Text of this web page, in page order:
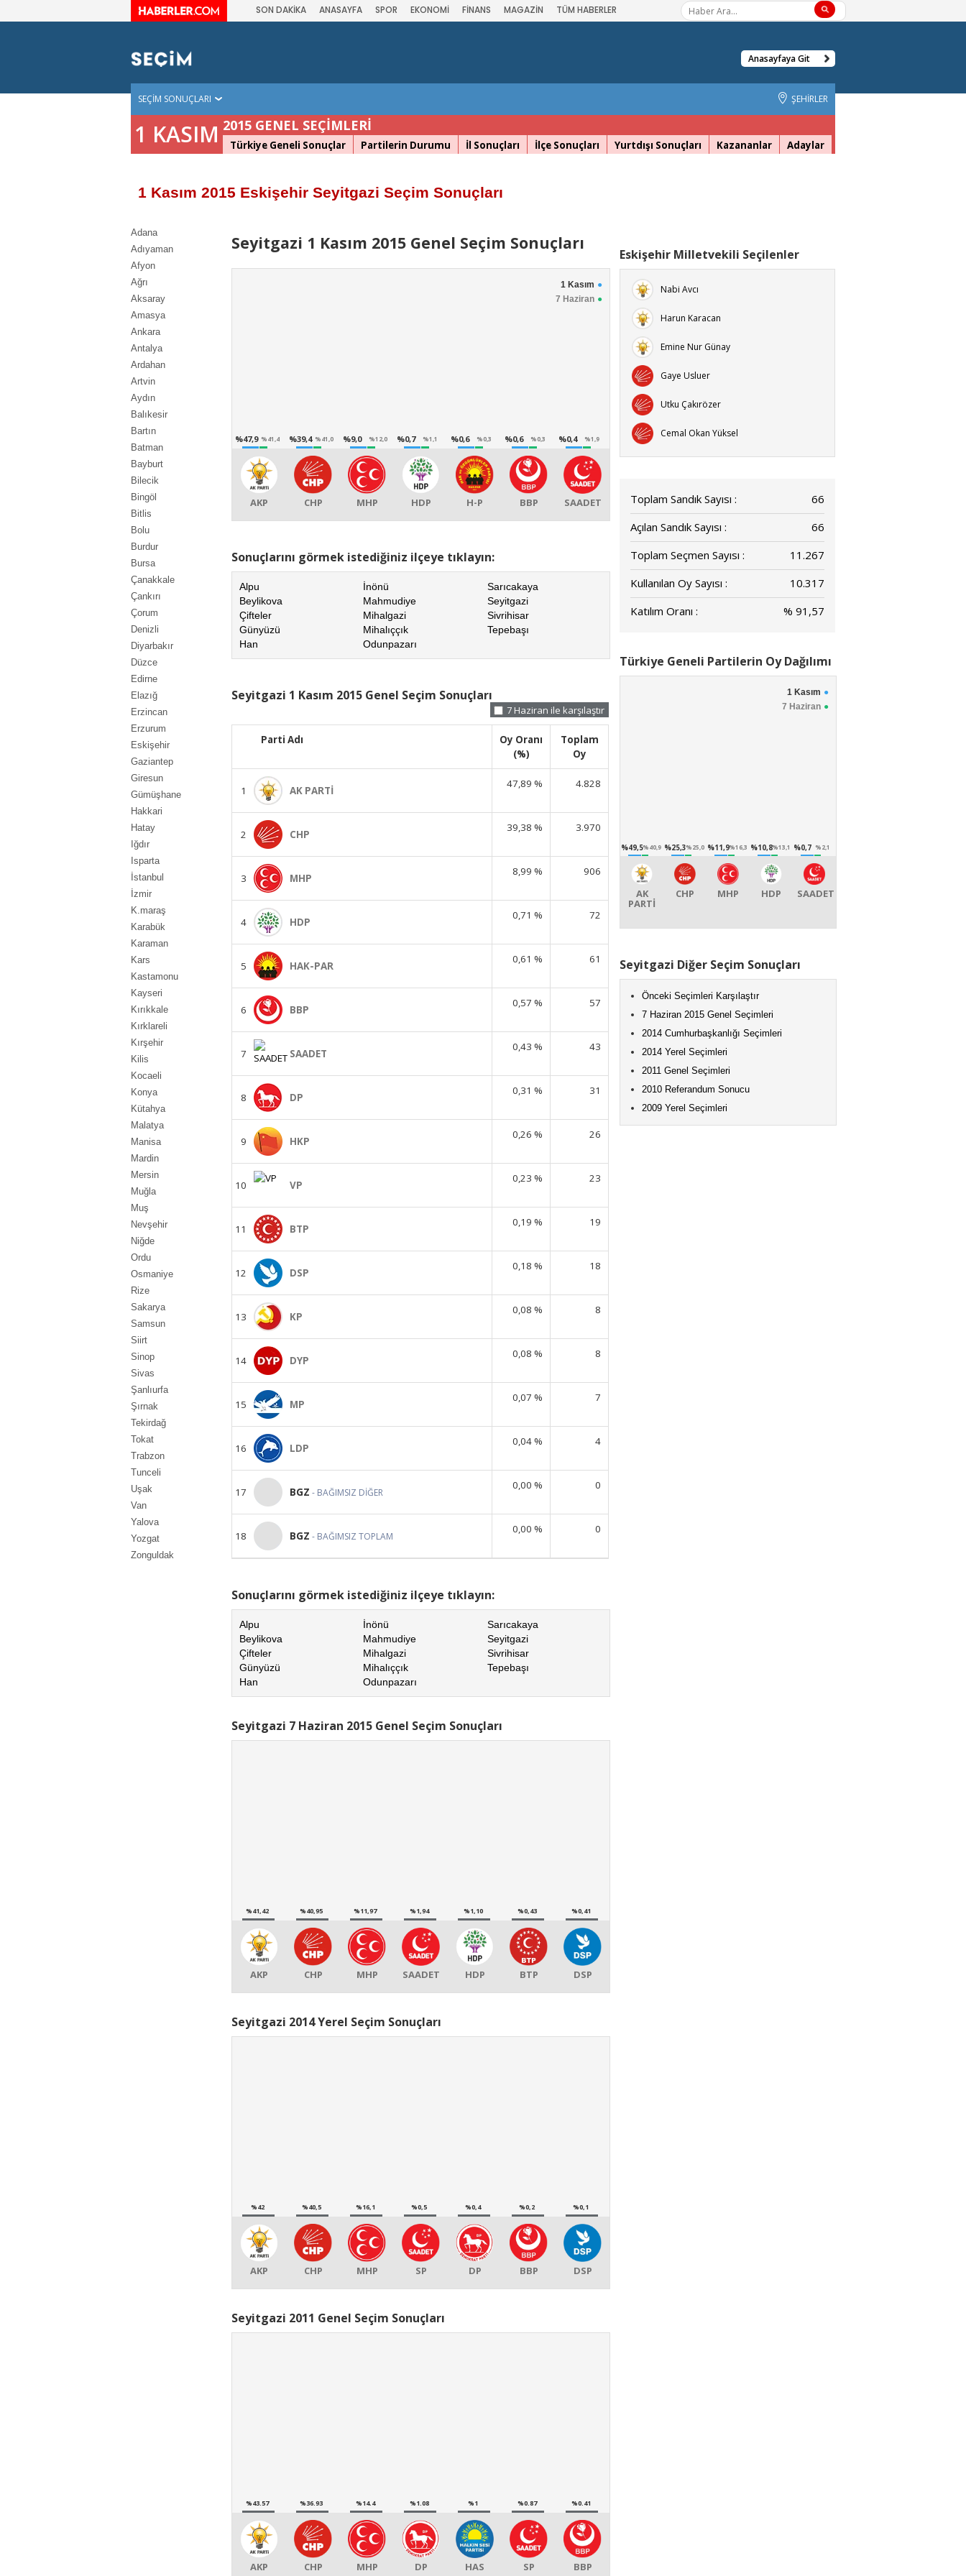
SON DAKİKA ANASAYFA SPOR EKONOMİ FİNANS MAGAZİN TÜM HABERLER
Anasayfaya Git
SEÇİM SONUÇLARI ŞEHİRLER
1 KASIM 2015 GENEL SEÇİMLERİ
Türkiye Geneli Sonuçlar Partilerin Durumu İl Sonuçları İlçe Sonuçları Yurtdışı Sonuçları Kazananlar Adaylar
1 Kasım 2015 Eskişehir Seyitgazi Seçim Sonuçları
Adana
Adıyaman
Afyon
Ağrı
Aksaray
Amasya
Ankara
Antalya
Ardahan
Artvin
Aydın
Balıkesir
Bartın
Batman
Bayburt
Bilecik
Bingöl
Bitlis
Bolu
Burdur
Bursa
Çanakkale
Çankırı
Çorum
Denizli
Diyarbakır
Düzce
Edirne
Elazığ
Erzincan
Erzurum
Eskişehir
Gaziantep
Giresun
Gümüşhane
Hakkari
Hatay
Iğdır
Isparta
İstanbul
İzmir
K.maraş
Karabük
Karaman
Kars
Kastamonu
Kayseri
Kırıkkale
Kırklareli
Kırşehir
Kilis
Kocaeli
Konya
Kütahya
Malatya
Manisa
Mardin
Mersin
Muğla
Muş
Nevşehir
Niğde
Ordu
Osmaniye
Rize
Sakarya
Samsun
Siirt
Sinop
Sivas
Şanlıurfa
Şırnak
Tekirdağ
Tokat
Trabzon
Tunceli
Uşak
Van
Yalova
Yozgat
Zonguldak
Seyitgazi 1 Kasım 2015 Genel Seçim Sonuçları
1 Kasım
7 Haziran
%47,9 %41,4
AKP
%39,4 %41,0
CHP
%9,0 %12,0
MHP
%0,7 %1,1
HDP
%0,6 %0,3
H-P
%0,6 %0,3
BBP
%0,4 %1,9
SAADET
Sonuçlarını görmek istediğiniz ilçeye tıklayın:
Alpu
Beylikova
Çifteler
Günyüzü
Han
İnönü
Mahmudiye
Mihalgazi
Mihalıççık
Odunpazarı
Sarıcakaya
Seyitgazi
Sivrihisar
Tepebaşı
Seyitgazi 1 Kasım 2015 Genel Seçim Sonuçları
7 Haziran ile karşılaştır
Parti Adı
Oy Oranı
(%)
Toplam
Oy
1 AK PARTİ
47,89 % 4.828
2 CHP
39,38 % 3.970
3 MHP
8,99 % 906
4 HDP
0,71 % 72
5 HAK-PAR
0,61 % 61
6 BBP
0,57 % 57
7 SAADET
0,43 % 43
8 DP
0,31 % 31
9 HKP
0,26 % 26
10 VP
0,23 % 23
11 BTP
0,19 % 19
12 DSP
0,18 % 18
13 KP
0,08 % 8
14 DYP
0,08 % 8
15 MP
0,07 % 7
16 LDP
0,04 % 4
17 BGZ - BAĞIMSIZ DİĞER
0,00 % 0
18 BGZ - BAĞIMSIZ TOPLAM
0,00 % 0
Sonuçlarını görmek istediğiniz ilçeye tıklayın:
Alpu
Beylikova
Çifteler
Günyüzü
Han
İnönü
Mahmudiye
Mihalgazi
Mihalıççık
Odunpazarı
Sarıcakaya
Seyitgazi
Sivrihisar
Tepebaşı
Seyitgazi 7 Haziran 2015 Genel Seçim Sonuçları
%41,42
AKP
%40,95
CHP
%11,97
MHP
%1,94
SAADET
%1,10
HDP
%0,43
BTP
%0,41
DSP
Seyitgazi 2014 Yerel Seçim Sonuçları
%42
AKP
%40,5
CHP
%16,1
MHP
%0,5
SP
%0,4
DP
%0,2
BBP
%0,1
DSP
Seyitgazi 2011 Genel Seçim Sonuçları
%43.57
AKP
%36.93
CHP
%14.4
MHP
%1.08
DP
%1
HAS
%0.87
SP
%0.41
BBP
Eskişehir Milletvekili Seçilenler
Nabi Avcı
Harun Karacan
Emine Nur Günay
Gaye Usluer
Utku Çakırözer
Cemal Okan Yüksel
Toplam Sandık Sayısı :
66
Açılan Sandık Sayısı :
66
Toplam Seçmen Sayısı :
11.267
Kullanılan Oy Sayısı :
10.317
Katılım Oranı :
% 91,57
Türkiye Geneli Partilerin Oy Dağılımı
1 Kasım
7 Haziran
%49,5%40,9
AK
PARTİ
%25,3%25,0
CHP
%11,9%16,3
MHP
%10,8%13,1
HDP
%0,7 %2,1
SAADET
Seyitgazi Diğer Seçim Sonuçları
Önceki Seçimleri Karşılaştır
7 Haziran 2015 Genel Seçimleri
2014 Cumhurbaşkanlığı Seçimleri
2014 Yerel Seçimleri
2011 Genel Seçimleri
2010 Referandum Sonucu
2009 Yerel Seçimleri